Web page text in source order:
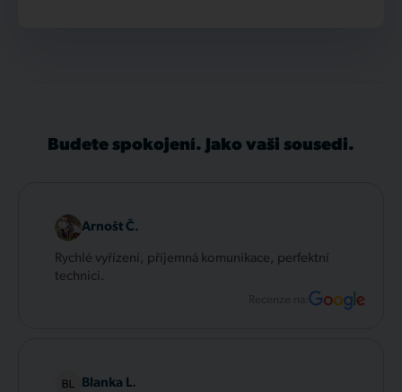
Budete spokojení. Jako vaši sousedi.
Arnošt Č.
Rychlé vyřízení, příjemná komunikace, perfektní
technici.
Recenze na:
Blanka L.